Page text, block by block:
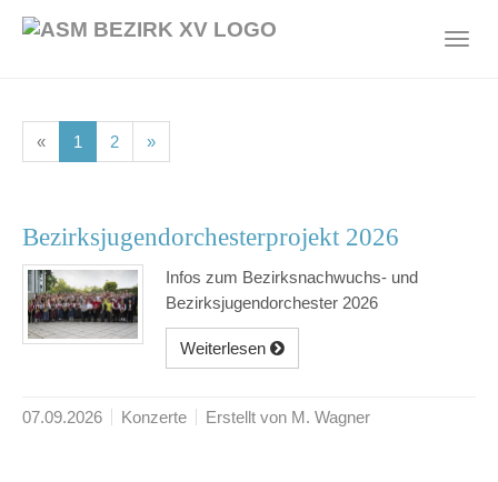
« 1 (current)
2(current)
»
Bezirksjugendorchesterprojekt 2026
Infos zum Bezirksnachwuchs- und
Bezirksjugendorchester 2026
Weiterlesen
07.09.2026 Konzerte Erstellt von M. Wagner